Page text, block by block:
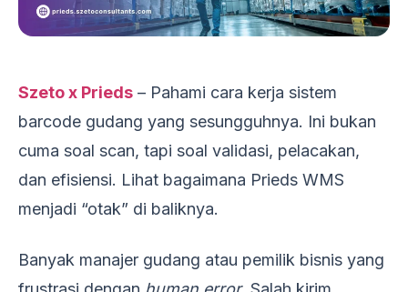
Szeto x Prieds – Pahami cara kerja sistem
barcode gudang yang sesungguhnya. Ini bukan
cuma soal scan, tapi soal validasi, pelacakan,
dan efisiensi. Lihat bagaimana Prieds WMS
menjadi “otak” di baliknya.
Banyak manajer gudang atau pemilik bisnis yang